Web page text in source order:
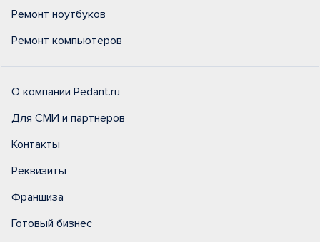
Ремонт ноутбуков
Ремонт компьютеров
О компании Pedant.ru
Для СМИ и партнеров
Контакты
Реквизиты
Франшиза
Готовый бизнес